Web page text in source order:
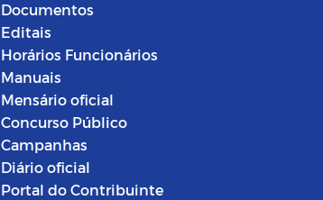
Documentos
Editais
Horários Funcionários
Manuais
Mensário oficial
Concurso Público
Campanhas
Diário oficial
Portal do Contribuinte